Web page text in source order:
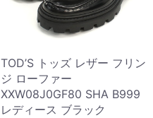
TOD’S トッズ レザー フリン
ジ ローファー
XXW08J0GF80 SHA B999
レディース ブラック